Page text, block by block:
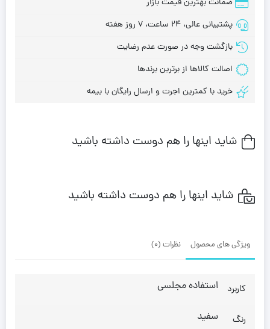
ضمانت بهترین قیمت بازار
پشتیبانی عالی، 24 ساعت، 7 روز هفته
بازگشت وجه در صورت عدم رضایت
اصالت کالاها از برترین برندها
خرید با کمترین اجرت و ارسال رایگان با بیمه
شاید اینها را هم دوست داشته باشید
شاید اینها را هم دوست داشته باشید
ویژگی های محصول نظرات (0)
کاربرد استفاده مجلسی
رنگ سفید